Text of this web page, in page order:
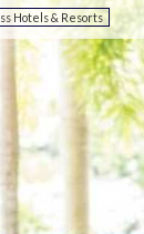
Hotels & Resorts